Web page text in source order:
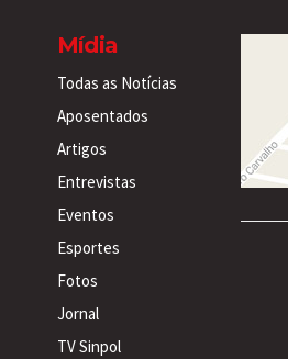
Mídia
Todas as Notícias
Aposentados
Artigos
Entrevistas
Eventos
Esportes
Fotos
Jornal
TV Sinpol